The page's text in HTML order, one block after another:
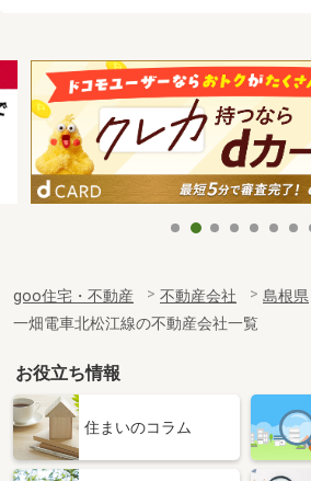
goo住宅・不動産 不動産会社 島根県
一畑電車北松江線の不動産会社一覧
お役立ち情報
住まいのコラム